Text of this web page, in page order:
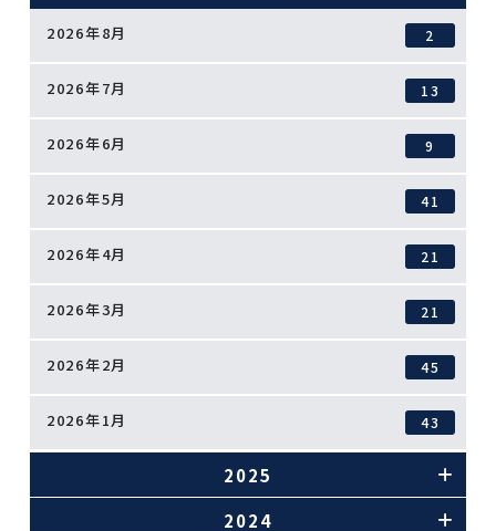
2026年8月 2
2026年7月 13
2026年6月 9
2026年5月 41
2026年4月 21
2026年3月 21
2026年2月 45
2026年1月 43
2025
2024